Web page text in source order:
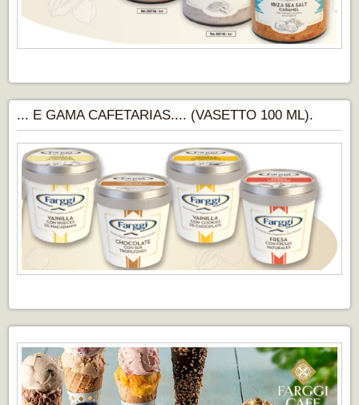
... E GAMA CAFETARIAS.... (VASETTO 100 ML).